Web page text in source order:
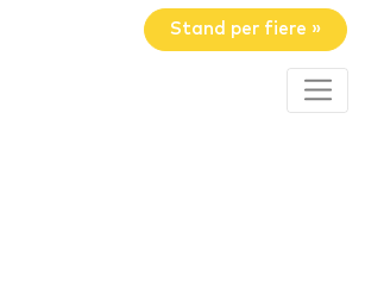
Stand per fiere »